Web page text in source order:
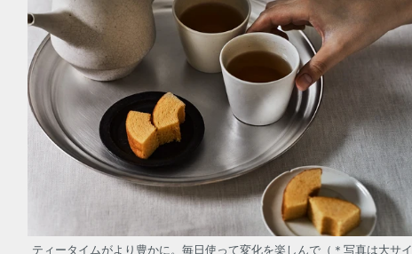
ティータイムがより豊かに。毎日使って変化を楽しんで（＊写真は大サイ